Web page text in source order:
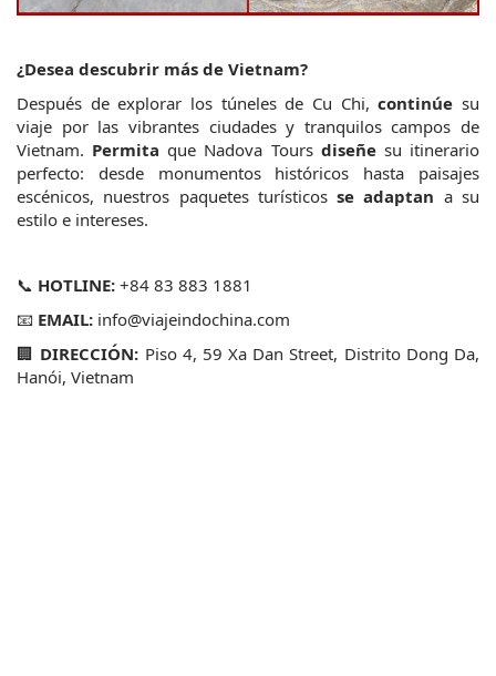
¿Desea descubrir más de Vietnam?
Después de explorar los túneles de Cu Chi, continúe su
viaje por las vibrantes ciudades y tranquilos campos de
Vietnam. Permita que Nadova Tours diseñe su itinerario
perfecto: desde monumentos históricos hasta paisajes
escénicos, nuestros paquetes turísticos se adaptan a su
estilo e intereses.
📞 HOTLINE: +84 83 883 1881
📧 EMAIL: info@viajeindochina.com
🏢 DIRECCIÓN: Piso 4, 59 Xa Dan Street, Distrito Dong Da,
Hanói, Vietnam